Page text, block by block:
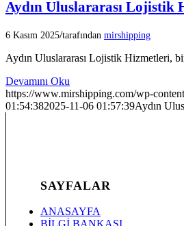
Aydın Uluslararası Lojistik
6 Kasım 2025/tarafından mirshipping
Aydın Uluslararası Lojistik Hizmetleri,
Devamını Oku
https://www.mirshipping.com/wp-
01:54:382025-11-06 01:57:39Aydın
SAYFALAR
ANASAYFA
BİLGİ BANKASI